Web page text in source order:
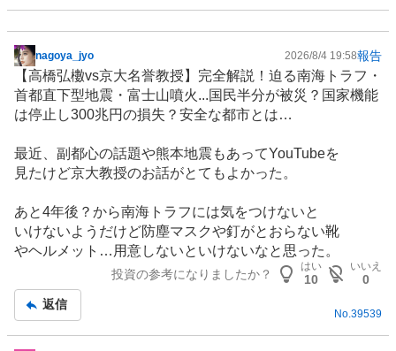
掲
示
板
記
nagoya_jyo 2026/8/4 19:58報告
【高橋弘櫢vs京大名誉教授】完全解説！迫る南海トラフ・
首都直下型地震・富士山噴火...国民半分が被災？国家機能
は停止し300兆円の損失？安全な都市とは…
最近、副都心の話題や熊本地震もあってYouTubeを
見たけど京大教授のお話がとてもよかった。
あと4年後？から南海トラフには気をつけないと
いけないようだけど防塵マスクや釘がとおらない靴
やヘルメット…用意しないといけないなと思った。
投資の参考になりましたか？
はい
10
いいえ
0
返信
No. 39539